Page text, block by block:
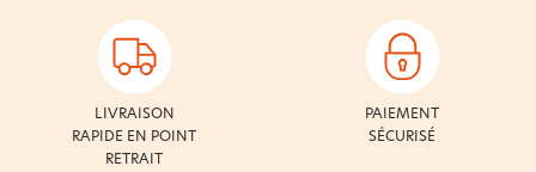
LIVRAISON
RAPIDE EN POINT
RETRAIT
PAIEMENT
SÉCURISÉ